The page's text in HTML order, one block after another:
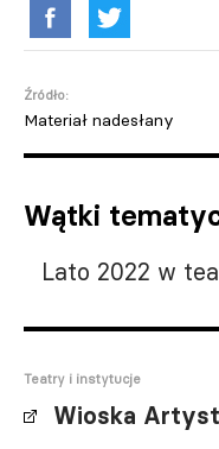
Źródło:
Materiał nadesłany
Wątki
Lato 2022 w
Teatry i instytucje
Wioska